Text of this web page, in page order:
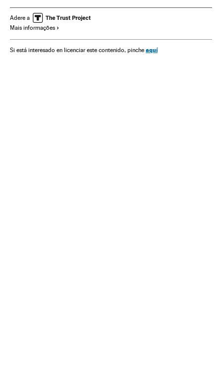
México América Latina
América do Norte
Comércio Relações exteriores Indústria
Adere a
Mais informações
Si está interesado en licenciar este contenido, pinche aquí